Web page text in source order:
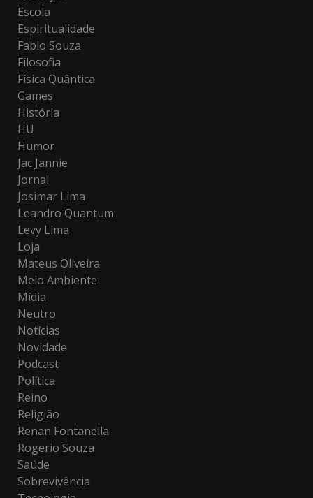
Escola
Espiritualidade
Fabio Souza
Filosofia
Física Quântica
Games
História
HU
Humor
Jac Jannie
Jornal
Josimar Lima
Leandro Quantum
Levy Lima
Loja
Mateus Oliveira
Meio Ambiente
Mídia
Neutro
Notícias
Novidade
Podcast
Política
Reino
Religião
Renan Fontanella
Rogerio Souza
Saúde
Sobrevivência